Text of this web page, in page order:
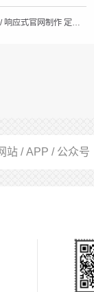
政府机构 / 响应式官网制作 定制开发